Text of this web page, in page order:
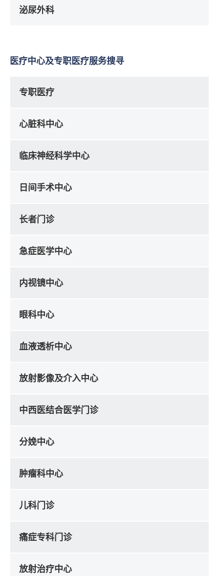
泌尿外科
医疗中心及专职医疗服务搜寻
专职医疗
心脏科中心
临床神经科学中心
日间手术中心
长者门诊
急症医学中心
内视镜中心
眼科中心
血液透析中心
放射影像及介入中心
中西医结合医学门诊
分娩中心
肿瘤科中心
儿科门诊
痛症专科门诊
放射治疗中心